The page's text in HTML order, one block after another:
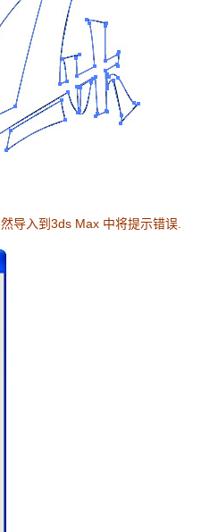
导入到3ds Max 中将提示错误.